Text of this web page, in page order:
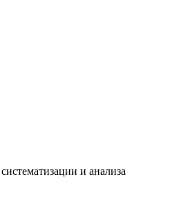
и анализа